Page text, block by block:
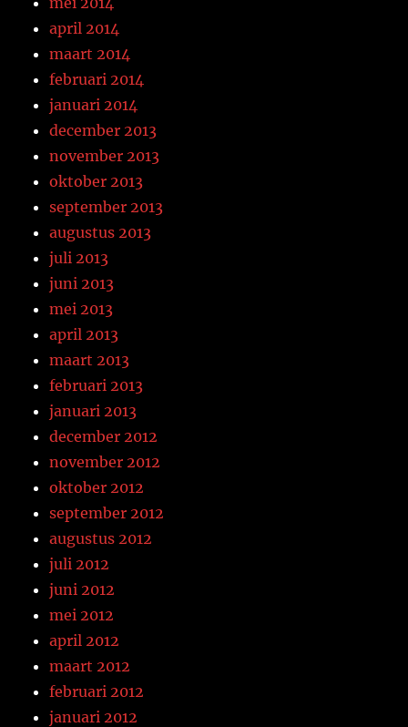
april 2014
maart 2014
februari 2014
januari 2014
december 2013
november 2013
oktober 2013
september 2013
augustus 2013
juli 2013
juni 2013
mei 2013
april 2013
maart 2013
februari 2013
januari 2013
december 2012
november 2012
oktober 2012
september 2012
augustus 2012
juli 2012
juni 2012
mei 2012
april 2012
maart 2012
februari 2012
januari 2012